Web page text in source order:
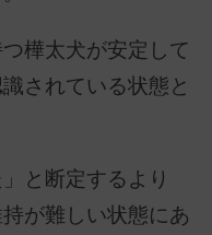
樺太犬が安定して
されている状態と
と断定するより
が難しい状態にあ